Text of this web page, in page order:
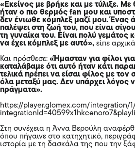
«Εκείνος με βρήκε και με τύλιξε.
ήταν ο πιο θερμός fan μου και
δεν ένιωθε κόμπλεξ μαζί μου. Ένας
παλέψει στη ζωή του, που είναι
τη γυναίκα του. Είναι πολύ γεμάτος
να έχει κόμπλεξ με αυτό», είπε
Και πρόσθεσε: «Ήμασταν για φίλοι
καταλάβαμε ότι αυτό ήταν κάτι
τελικά πρέπει να είσαι φίλος με
όλα μεταξύ μας. Δεν υπάρχει λόγος
πράγματα».
https://player.glomex.com/integration/
Στη συνέχεια η Άννα Βερούλη
όπου πήγαινε στο κατηχητικό,
ιστορία με τη δασκάλα της που την